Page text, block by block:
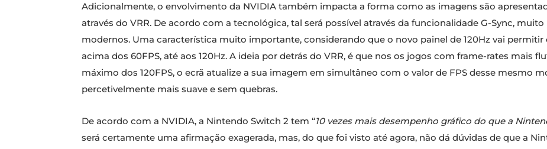
Adicionalmente, o envolvimento da NVIDIA também impacta a forma como as imagens são
através do VRR. De acordo com a tecnológica, tal será possível através da funcionalidade G-Sync,
modernos. Uma característica muito importante, considerando que o novo painel de 120Hz vai
acima dos 60FPS, até aos 120Hz. A ideia por detrás do VRR, é que nos os jogos com frame-rates mais
máximo dos 120FPS, o ecrã atualize a sua imagem em simultâneo com o valor de FPS desse mesmo
percetivelmente mais suave e sem quebras.
De acordo com a NVIDIA, a Nintendo Switch 2 tem “10 vezes mais desempenho gráfico do que a
será certamente uma afirmação exagerada, mas, do que foi visto até agora, não dá dúvidas de que a